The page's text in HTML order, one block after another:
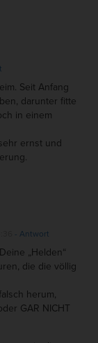
Seit Anfang
darunter fitte
in einem
ernst und
- Antwort
„Helden“
die die völlig
herum,
GAR NICHT